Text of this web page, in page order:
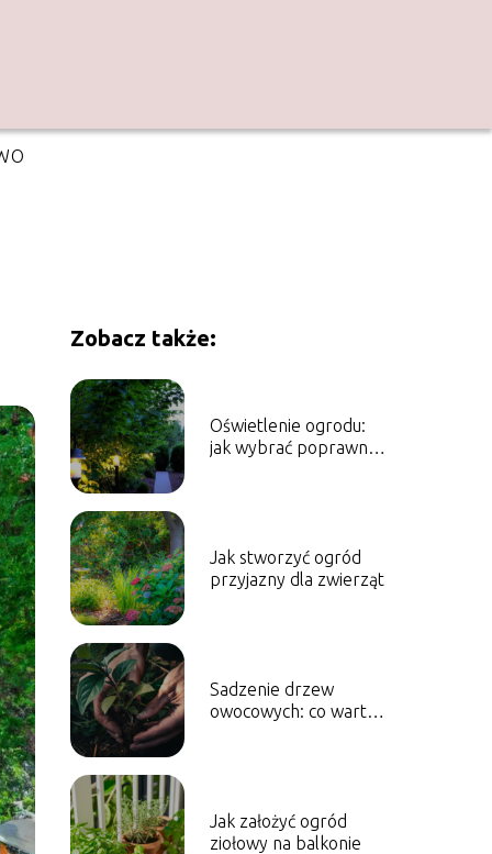
Zobacz także:
Oświetlenie ogrodu:
jak wybrać poprawne
Jak stworzyć ogród
przyjazny dla zwierząt
Sadzenie drzew
owocowych: co warto
Jak założyć ogród
ziołowy na balkonie